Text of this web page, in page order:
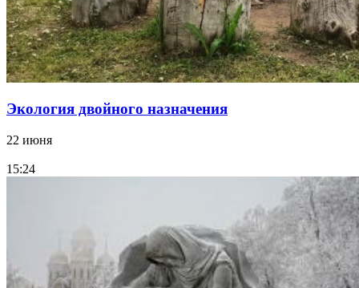
Экология двойного назначения
22 июня
15:24